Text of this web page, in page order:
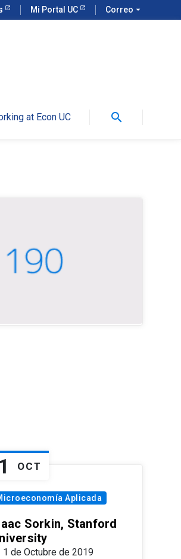
Mi Portal UC Correo arrow_drop_down
at Econ UC search
1 OCT
Aplicada
Sorkin, Stanford
1 de Octubre de 2019